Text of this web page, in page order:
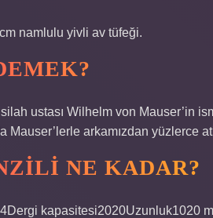
namlulu yivli av tüfeği.
ustası Wilhelm von Mauser’in
Mauser’lerle arkamızdan yüzlerce
NE KADAR?
kapasitesi2020Uzunluk1020